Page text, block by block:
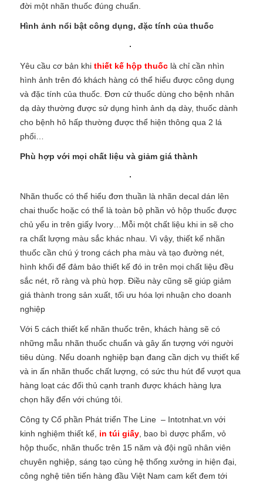
đời một nhãn thuốc đúng chuẩn.
Hình ảnh nổi bật công dụng, đặc tính của thuốc
Yêu cầu cơ bản khi thiết kế hộp thuốc là chỉ cần nhìn
hình ảnh trên đó khách hàng có thể hiểu được công dụng
và đặc tính của thuốc. Đơn cử thuốc dùng cho bệnh nhân
dạ dày thường được sử dụng hình ảnh dạ dày, thuốc dành
cho bệnh hô hấp thường được thể hiện thông qua 2 lá
phổi…
Phù hợp với mọi chất liệu và giảm giá thành
Nhãn thuốc có thể hiểu đơn thuần là nhãn decal dán lên
chai thuốc hoặc có thể là toàn bộ phần vỏ hộp thuốc được
chủ yếu in trên giấy Ivory…Mỗi một chất liệu khi in sẽ cho
ra chất lượng màu sắc khác nhau. Vì vậy, thiết kế nhãn
thuốc cần chú ý trong cách pha màu và tạo đường nét,
hình khối để đảm bảo thiết kế đó in trên mọi chất liệu đều
sắc nét, rõ ràng và phù hợp. Điều này cũng sẽ giúp giảm
giá thành trong sản xuất, tối ưu hóa lợi nhuận cho doanh
nghiệp
Với 5 cách thiết kế nhãn thuốc trên, khách hàng sẽ có
những mẫu nhãn thuốc chuẩn và gây ấn tượng với người
tiêu dùng. Nếu doanh nghiệp bạn đang cần dịch vụ thiết kế
và in ấn nhãn thuốc chất lượng, có sức thu hút để vượt qua
hàng loạt các đối thủ cạnh tranh được khách hàng lựa
chọn hãy đến với chúng tôi.
Công ty Cổ phần Phát triển The Line – Intotnhat.vn với
kinh nghiệm thiết kế, in túi giấy , bao bì dược phẩm, vỏ
hộp thuốc, nhãn thuốc trên 15 năm và đội ngũ nhân viên
chuyên nghiệp, sáng tạo cùng hệ thống xưởng in hiện đại,
công nghệ tiên tiến hàng đầu Việt Nam cam kết đem tới